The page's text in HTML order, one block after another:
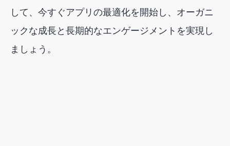
して、今すぐアプリの最適化を開始し、オーガニ
ックな成長と長期的なエンゲージメントを実現し
ましょう。